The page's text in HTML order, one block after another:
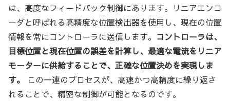
は、高度なフィードバック制御にあります。リニアエンコ
ーダと呼ばれる高精度な位置検出器を使用し、現在の位置
情報を常にコントローラに送信します。 コントローラは、
目標位置と現在位置の誤差を計算し、最適な電流をリニア
モーターに供給することで、正確な位置決めを実現しま
す。
この一連のプロセスが、高速かつ高精度に繰り返さ
れることで、精密な制御が可能となるのです。